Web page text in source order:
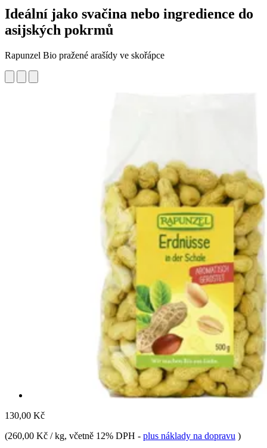
Ideální jako svačina nebo ingredience do
asijských pokrmů
Rapunzel Bio pražené arašídy ve skořápce
130,00 Kč
(260,00 Kč / kg, včetně 12% DPH - plus náklady na dopravu )